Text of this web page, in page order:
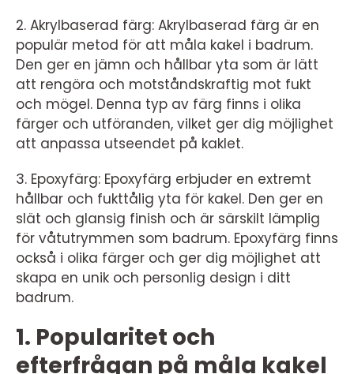
2. Akrylbaserad färg: Akrylbaserad färg är en
populär metod för att måla kakel i badrum.
Den ger en jämn och hållbar yta som är lätt
att rengöra och motståndskraftig mot fukt
och mögel. Denna typ av färg finns i olika
färger och utföranden, vilket ger dig möjlighet
att anpassa utseendet på kaklet.
3. Epoxyfärg: Epoxyfärg erbjuder en extremt
hållbar och fukttålig yta för kakel. Den ger en
slät och glansig finish och är särskilt lämplig
för våtutrymmen som badrum. Epoxyfärg finns
också i olika färger och ger dig möjlighet att
skapa en unik och personlig design i ditt
badrum.
1. Popularitet och
efterfrågan på måla kakel